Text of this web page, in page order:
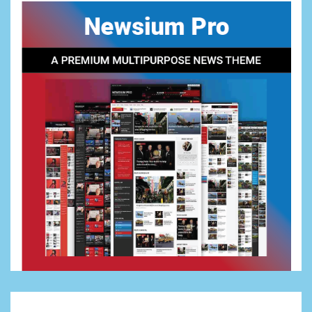
Gelar Juara di Puri Nawala
Permai RW 010
NEWS
Puadi: Pengawasan Pemilu
Harus Bertransformasi di
Era Digital, Bawaslu Perkuat
Pengawasan Siber
NEWS
Viral Video Oknum Polisi
Polda Sumbar diduga Aniaya
Driver
3